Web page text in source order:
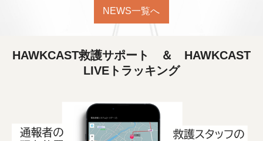
NEWS一覧へ
HAWKCAST救護サポート ＆ HAWKCAST
LIVEトラッキング